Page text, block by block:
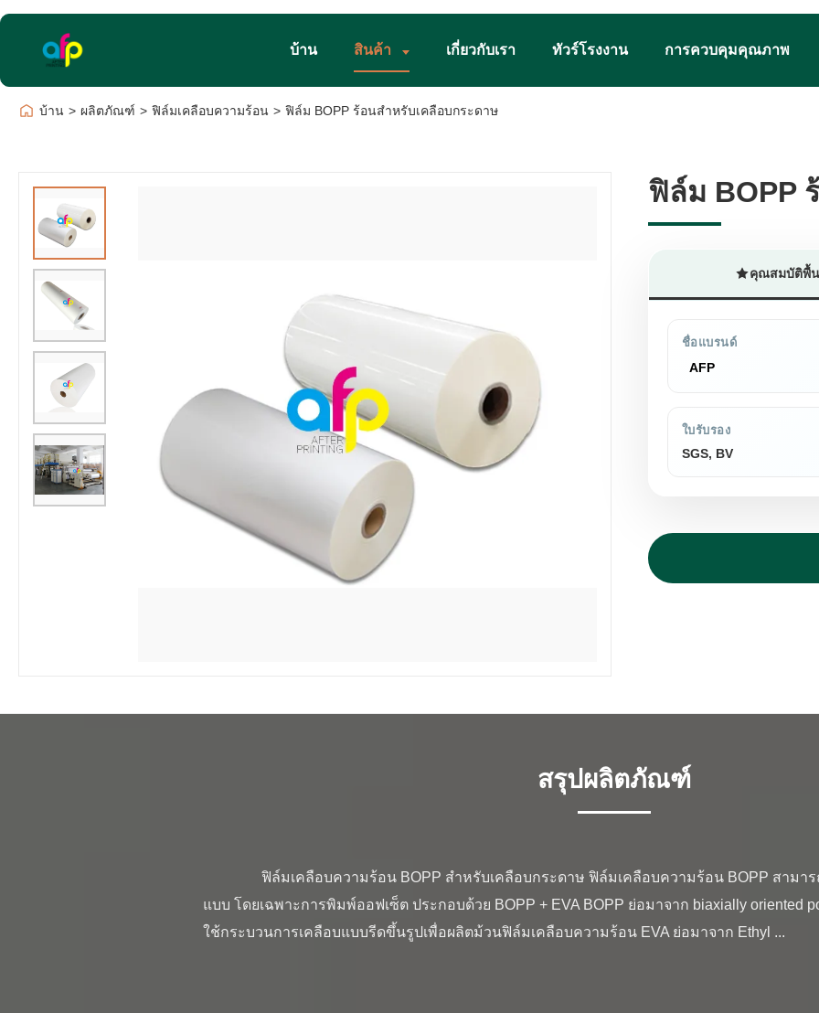
บ้าน สินค้า เกี่ยวกับเรา ทัวร์โรงงาน การควบคุมคุณภาพ
บ้าน > ผลิตภัณฑ์ > ฟิล์มเคลือบความร้อน > ฟิล์ม BOPP ร้อนสำหรับเคลือบกระดาษ
ฟิล์ม BOPP
ฟิล์ม BOPP
คุณสมบัติพื้
ชื่อแบรนด์
AFP
ใบรับรอง
SGS, BV
สรุปผลิตภัณฑ์
แบบ โดยเฉพาะการพิมพ์ออฟเซ็ต ประกอบด้วย BOPP + EVA BOPP ย่อมาจาก biaxially oriented
ใช้กระบวนการเคลือบแบบรีดขึ้นรูปเพื่อผลิตม้วนฟิล์มเคลือบความร้อน EVA ย่อมาจาก Ethyl ...